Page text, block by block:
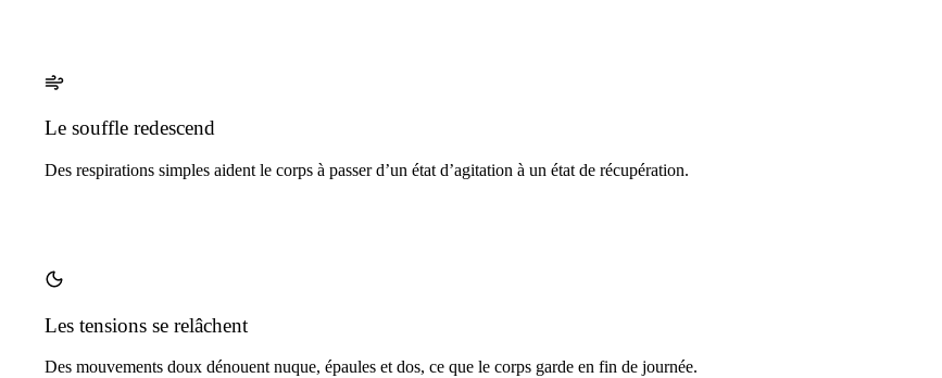
Le souffle redescend
Des respirations simples aident le corps à passer d’un état d’agitation à un état de récupération.
Les tensions se relâchent
Des mouvements doux dénouent nuque, épaules et dos, ce que le corps garde en fin de journée.